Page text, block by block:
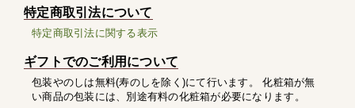
特定商取引法について
特定商取引法に関する表示
ギフトでのご利用について
包装やのしは無料(寿のしを除く)にて行います。 化粧箱が無
い商品の包装には、別途有料の化粧箱が必要になります。